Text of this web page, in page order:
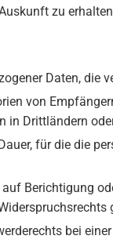
zu
Daten, die
von
in Drittländern
für die die
Berichtigung
bei